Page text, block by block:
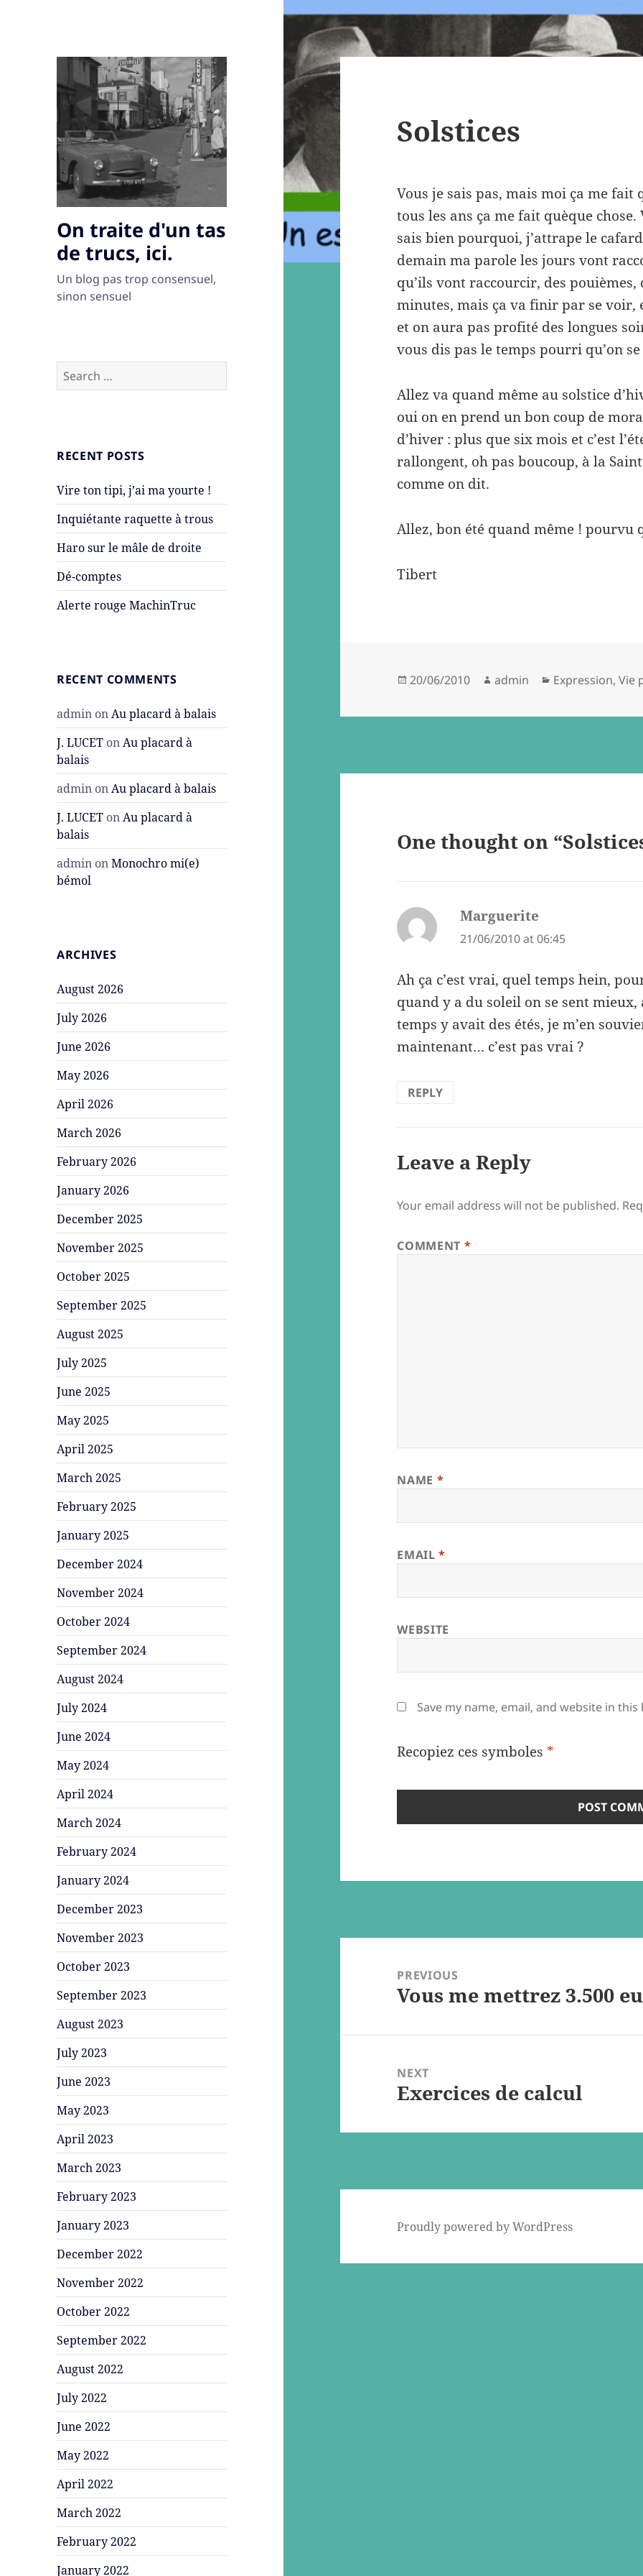
On traite d'un tas
de trucs, ici.
Un blog pas trop consensuel,
sinon sensuel
Search
for:
RECENT POSTS
Vire ton tipi, j’ai ma yourte !
Inquiétante raquette à trous
Haro sur le mâle de droite
Dé-comptes
Alerte rouge MachinTruc
RECENT COMMENTS
admin onAu placard à balais
J. LUCET onAu placard à
balais
admin onAu placard à balais
J. LUCET onAu placard à
balais
admin onMonochro mi(e)
bémol
ARCHIVES
August 2026
July 2026
June 2026
May 2026
April 2026
March 2026
February 2026
January 2026
December 2025
November 2025
October 2025
September 2025
August 2025
July 2025
June 2025
May 2025
April 2025
March 2025
February 2025
January 2025
December 2024
November 2024
October 2024
September 2024
August 2024
July 2024
June 2024
May 2024
April 2024
March 2024
February 2024
January 2024
December 2023
November 2023
October 2023
September 2023
August 2023
July 2023
June 2023
May 2023
April 2023
March 2023
February 2023
January 2023
December 2022
November 2022
October 2022
September 2022
August 2022
July 2022
June 2022
May 2022
April 2022
March 2022
February 2022
January 2022
Solstices
Vous je sais pas, mais moi ça me fait
tous les ans ça me fait quèque
sais bien pourquoi, j’attrape le cafard
demain ma parole les jours vont
qu’ils vont raccourcir, des
minutes, mais ça va finir par se voir,
et on aura pas profité des longues
vous dis pas le temps pourri qu’on
Allez va quand même au solstice
oui on en prend un bon coup de
d’hiver : plus que six mois et c’est
rallongent, oh pas boucoup, à la
comme on dit.
Allez, bon été quand même ! pourvu
Tibert
Posted
20/06/2010 Author
admin Categories
Expression,Vie
One thought on
Marguerite
21/06/2010 at 06:45
Ah ça c’est vrai, quel temps hein,
quand y a du soleil on se sent
temps y avait des étés, je m’en
maintenant… c’est pas vrai ?
REPLY
Leave a Reply
Your email address will not be published.
COMMENT *
NAME *
EMAIL*
WEBSITE
Save my name, email, and website in
Recopiez ces symboles *
navigationPREVIOUS
Previous
Vous me mettrez 3.500
NEXT
Next
Exercices de calcul
Proudly powered by WordPress